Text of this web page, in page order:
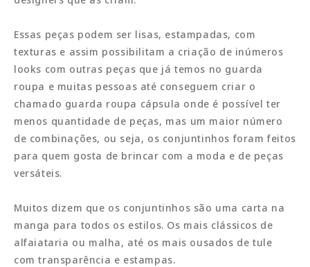
Essas peças podem ser lisas, estampadas, com
texturas e assim possibilitam a criação de inúmeros
looks com outras peças que já temos no guarda
roupa e muitas pessoas até conseguem criar o
chamado guarda roupa cápsula onde é possível ter
menos quantidade de peças, mas um maior número
de combinações, ou seja, os conjuntinhos foram feitos
para quem gosta de brincar com a moda e de peças
versáteis.
Muitos dizem que os conjuntinhos são uma carta na
manga para todos os estilos. Os mais clássicos de
alfaiataria ou malha, até os mais ousados de tule
com transparência e estampas.